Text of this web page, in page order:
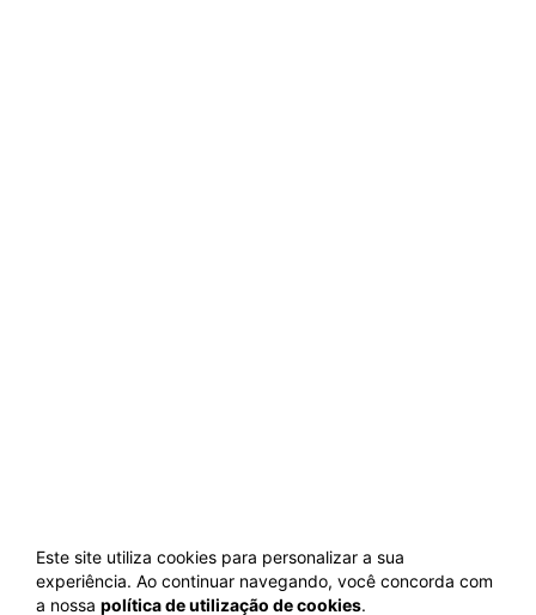
Este site utiliza cookies para personalizar a sua
experiência. Ao continuar navegando, você concorda com
a nossa política de utilização de cookies.